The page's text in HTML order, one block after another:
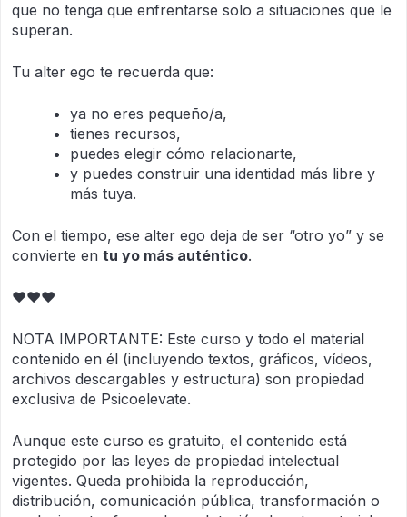
que no tenga que enfrentarse solo a situaciones que le
superan.
Tu alter ego te recuerda que:
ya no eres pequeño/a,
tienes recursos,
puedes elegir cómo relacionarte,
y puedes construir una identidad más libre y
más tuya.
Con el tiempo, ese alter ego deja de ser “otro yo” y se
convierte en tu yo más auténtico.
♥♥♥
NOTA IMPORTANTE: Este curso y todo el material
contenido en él (incluyendo textos, gráficos, vídeos,
archivos descargables y estructura) son propiedad
exclusiva de Psicoelevate.
Aunque este curso es gratuito, el contenido está
protegido por las leyes de propiedad intelectual
vigentes. Queda prohibida la reproducción,
distribución, comunicación pública, transformación o